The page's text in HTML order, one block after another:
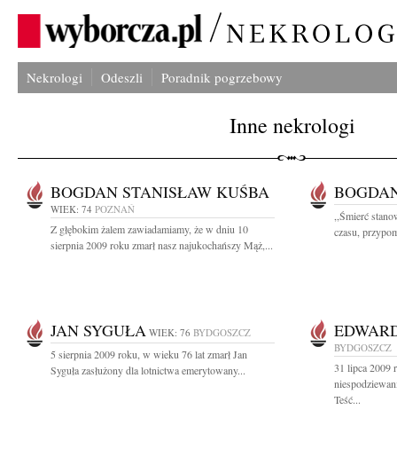
Nekrologi Odeszli Poradnik pogrzebowy
Inne nekrologi
BOGDAN STANISŁAW KUŚBA
WIEK: 74 POZNAŃ
Z głębokim żalem zawiadamiamy, że w dniu 10
sierpnia 2009 roku zmarł nasz najukochańszy Mąż,...
,,Śmierć
czasu,
JAN SYGUŁA WIEK: 76 BYDGOSZCZ
5 sierpnia 2009 roku, w wieku 76 lat zmarł Jan
Syguła zasłużony dla lotnictwa emerytowany...
BYDGOSZCZ
31 lipca 2009
Teść...